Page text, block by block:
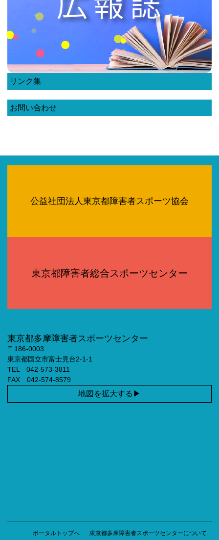
リンク集
お問い合わせ
公益社団法人東京都障害者スポーツ協会
東京都障害者総合スポーツセンター
東京都多摩障害者スポーツセンター
〒186-0003
東京都国立市富士見台2-1-1
TEL 042-573-3811
FAX 042-574-8579
地図を拡大する
ポータルトップへ 東京都多摩障害者スポーツセンターについて